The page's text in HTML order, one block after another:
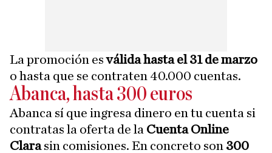
La promoción esválida hasta el 31 de marzo
o hasta que se contraten 40.000 cuentas.
Abanca, hasta 300 euros
Abanca sí que ingresa dinero en tu cuenta si
contratas la oferta de la Cuenta Online
Clarasin comisiones. En concreto son 300